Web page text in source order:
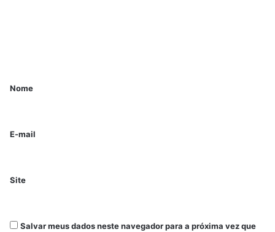
Nome
E-mail
Site
Salvar meus dados neste navegador para a próxima vez que